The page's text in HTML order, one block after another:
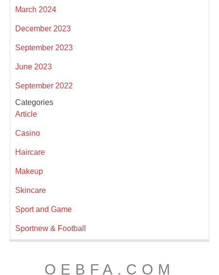
March 2024
December 2023
September 2023
June 2023
September 2022
Categories
Article
Casino
Haircare
Makeup
Skincare
Sport and Game
Sportnew & Football
OEBFA.COM